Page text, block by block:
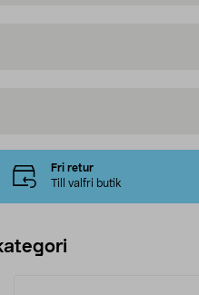
Fri retur
Till valfri butik